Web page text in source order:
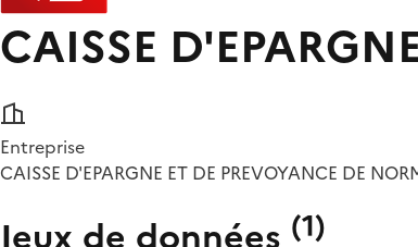
CAISSE
Entreprise
CAISSE D'EPARGNE ET DE PREVOYANCE DE
(1)